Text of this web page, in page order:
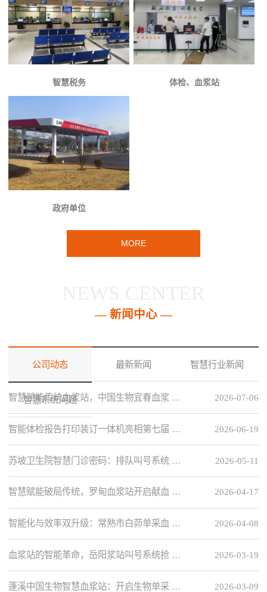
智慧税务 体检、血浆站
政府单位
MORE
— 新闻中心 —
公司动态 最新新闻 智慧行业新闻
智慧系统问题 2026-07-06
智慧赋能传统血浆站，中国生物宜春血浆 …
2026-06-19
智能体检报告打印装订一体机亮相第七届 …
2026-05-11
苏坡卫生院智慧门诊密码：排队叫号系统 …
2026-04-17
智慧赋能破局传统，罗甸血浆站开启献血 …
2026-04-08
智能化与效率双升级：常熟市白茆单采血 …
2026-03-19
血浆站的智能革命，岳阳浆站叫号系统抢 …
2026-03-09
蓬溪中国生物智慧血浆站：开启生物单采 …